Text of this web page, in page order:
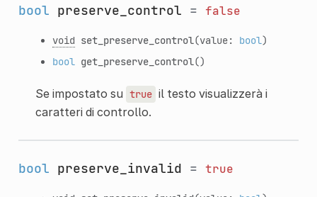
bool preserve_control = false
void set_preserve_control(value: bool)
bool get_preserve_control()
Se impostato su true il testo visualizzerà i
caratteri di controllo.
bool preserve_invalid = true